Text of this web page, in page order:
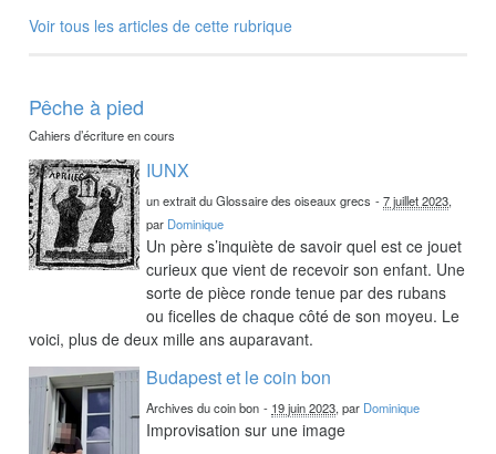
Voir tous les articles de cette rubrique
Pêche à pied
Cahiers d’écriture en cours
IUNX
un extrait du Glossaire des oiseaux grecs -7 juillet 2023,
par Dominique
Un père s’inquiète de savoir quel est ce jouet
curieux que vient de recevoir son enfant. Une
sorte de pièce ronde tenue par des rubans
ou ficelles de chaque côté de son moyeu. Le
voici, plus de deux mille ans auparavant.
Budapest et le coin bon
Archives du coin bon - 19 juin 2023, par Dominique
Improvisation sur une image